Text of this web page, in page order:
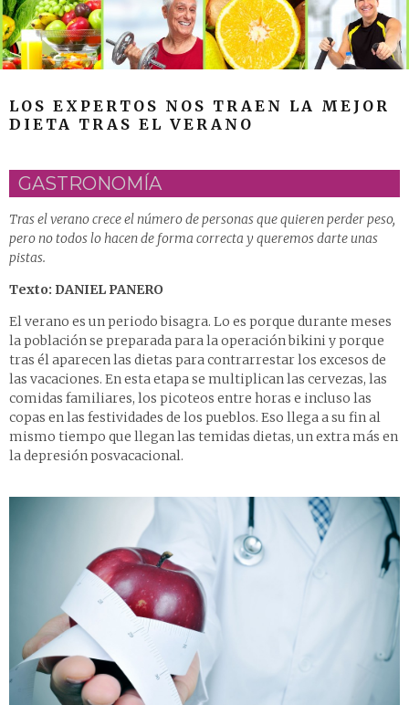
LOS EXPERTOS NOS TRAEN LA MEJOR
DIETA TRAS EL VERANO
GASTRONOMÍA
Tras el verano crece el número de personas que quieren perder peso,
pero no todos lo hacen de forma correcta y queremos darte unas
pistas.
Texto: DANIEL PANERO
El verano es un periodo bisagra. Lo es porque durante meses
la población se preparada para la operación bikini y porque
tras él aparecen las dietas para contrarrestar los excesos de
las vacaciones. En esta etapa se multiplican las cervezas, las
comidas familiares, los picoteos entre horas e incluso las
copas en las festividades de los pueblos. Eso llega a su fin al
mismo tiempo que llegan las temidas dietas, un extra más en
la depresión posvacacional.